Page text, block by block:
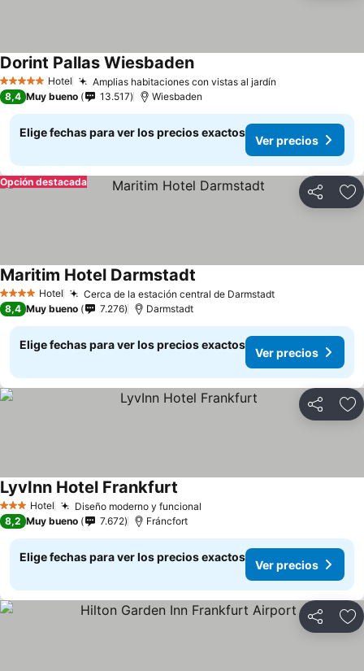
5 Estrellas Hotel Amplias habitaciones con vistas al jardín
Dorint Pallas Wiesbaden
8,4 Muy bueno 13.517 Wiesbaden
Elige fechas para ver los precios exactos
Ver precios
Compartir
Opción destacada
4 EstrellasHotel Cerca de la estación central de Darmstadt
Maritim Hotel Darmstadt
8,4 Muy bueno 7.276 Darmstadt
Elige fechas para ver los precios exactos
Ver precios
Compartir
3 Estrellas
Hotel Diseño moderno y funcional
LyvInn Hotel Frankfurt
8,2 Muy bueno 7.672 Fráncfort
Elige fechas para ver los precios exactos
Ver precios
Compartir